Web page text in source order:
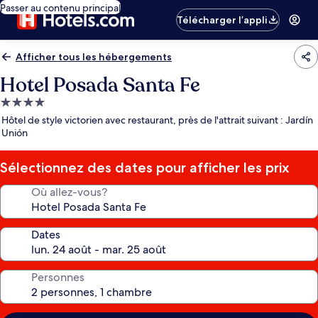
Passer au contenu principal
Télécharger l’appli
Afficher tous les hébergements
Hotel Posada Santa Fe
Hébergement
4.0 étoiles
Hôtel de style victorien avec restaurant, près de l'attrait suivant : Jardín
Unión
Sélectionnez des dates pour afficher les prix
Où allez-vous?
Dates
Personnes